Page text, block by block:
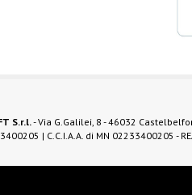
S.r.l. - Via G.Galilei, 8 - 46032
| C.C.I.A.A. di MN 02233400205 -